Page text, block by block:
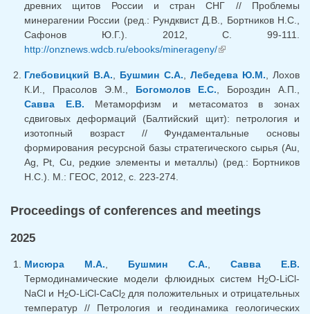
древних щитов России и стран СНГ // Проблемы
минерагении России (ред.: Рундквист Д.В., Бортников Н.С.,
Сафонов Ю.Г.). 2012, С. 99-111.
http://onznews.wdcb.ru/ebooks/minerageny/(link is external)
Глебовицкий В.А. Бушмин С.А. Лебедева Ю.М. , Лохов
К.И., Прасолов Э.М., Богомолов Е.С. , Бороздин А.П.,
Савва Е.В. Метаморфизм и метасоматоз в зонах
сдвиговых деформаций (Балтийский щит): петрология и
изотопный возраст // Фундаментальные основы
формирования ресурсной базы стратегического сырья (Au,
Ag, Pt, Cu, редкие элементы и металлы) (ред.: Бортников
Н.С.). М.: ГЕОС, 2012, с. 223-274.
Proceedings of conferences and meetings
2025
Мисюра М.А. Бушмин С.А.
Савва Е.В.
Термодинамические модели флюидных систем H2O-LiCl-
NaCl и H2O-LiCl-CaCl2для положительных и отрицательных
температур // Петрология и геодинамика геологических